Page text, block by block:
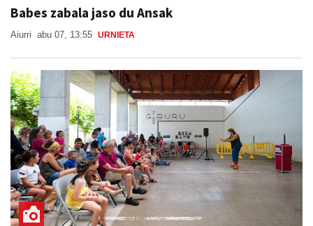
Babes zabala jaso du Ansak
Aiurri abu 07, 13:55 URNIETA